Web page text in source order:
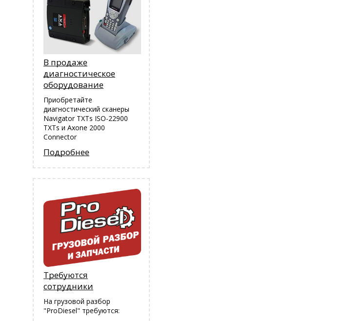
В продаже
диагностическое
оборудование
Приобретайте
диагностический сканеры
Navigator TXTs ISO-22900
TXTs и Аxone 2000
Connector
Подробнее
Требуются
сотрудники
На грузовой разбор
"ProDiesel" требуются: